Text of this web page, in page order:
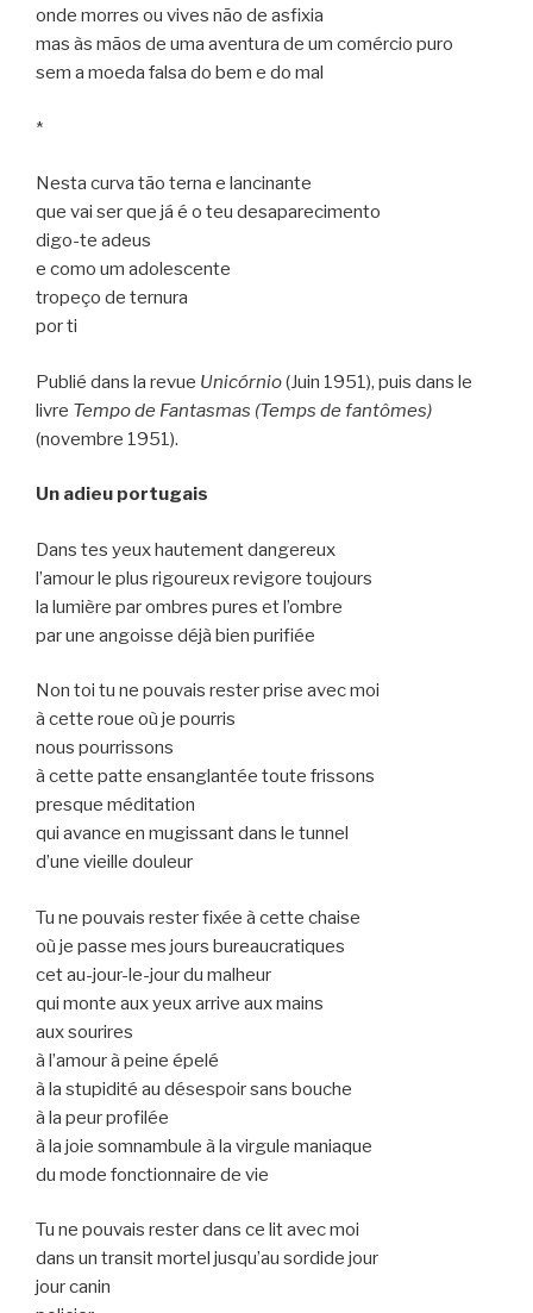
onde morres ou vives não de asfixia
mas às mãos de uma aventura de um comércio puro
sem a moeda falsa do bem e do mal
*
Nesta curva tão terna e lancinante
que vai ser que já é o teu desaparecimento
digo-te adeus
e como um adolescente
tropeço de ternura
por ti
Publié dans la revue Unicórnio(Juin 1951), puis dans le
livre Tempo de Fantasmas (Temps de fantômes)
(novembre 1951).
Un adieu portugais
Dans tes yeux hautement dangereux
l’amour le plus rigoureux revigore toujours
la lumière par ombres pures et l’ombre
par une angoisse déjà bien purifiée
Non toi tu ne pouvais rester prise avec moi
à cette roue où je pourris
nous pourrissons
à cette patte ensanglantée toute frissons
presque méditation
qui avance en mugissant dans le tunnel
d’une vieille douleur
Tu ne pouvais rester fixée à cette chaise
où je passe mes jours bureaucratiques
cet au-jour-le-jour du malheur
qui monte aux yeux arrive aux mains
aux sourires
à l’amour à peine épelé
à la stupidité au désespoir sans bouche
à la peur profilée
à la joie somnambule à la virgule maniaque
du mode fonctionnaire de vie
Tu ne pouvais rester dans ce lit avec moi
dans un transit mortel jusqu’au sordide jour
jour canin